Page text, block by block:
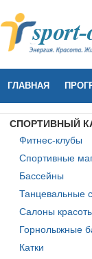
ГЛАВНАЯ
СПОРТИВНЫЙ
Фитнес-клубы
Спортивные
Бассейны
Танцевальные
Салоны
Горнолыжные
Катки